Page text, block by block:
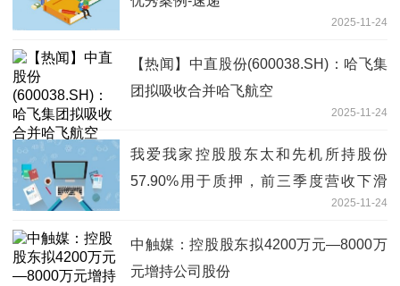
2025-11-24
【热闻】中直股份(600038.SH)：哈飞集
团拟吸收合并哈飞航空
2025-11-24
我爱我家控股股东太和先机所持股份
57.90%用于质押，前三季度营收下滑
2025-11-24
中触媒：控股股东拟4200万元—8000万
元增持公司股份